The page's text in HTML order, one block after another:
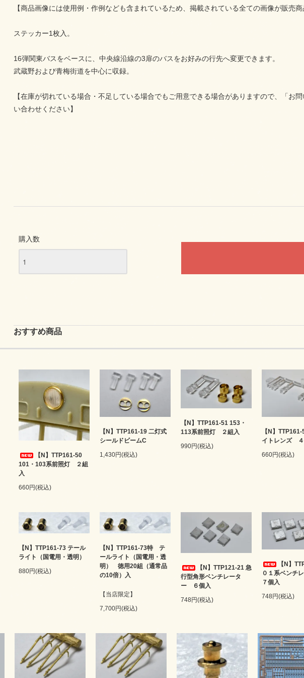
【商品画像には使用例・作例なども含まれているため、掲載されている全ての画像が販売商
ステッカー1枚入。
16弾関東バスをベースに、中央線沿線の3扉のバスをお好みの行先へ変更できます。
武蔵野および青梅街道を中心に収録。
【在庫が切れている場合・不足している場合でもご用意できる場合がありますので、「お
い合わせください】
購入数
おすすめ商品
【N】TTP161-50
101・103系前照灯 ２組
入
660円(税込)
【N】TTP161-19 二灯式
シールドビームC
1,430円(税込)
【N】TTP161-51 153・
113系前照灯 ２組入
990円(税込)
【N】
イトレンズ ４
660円(税込)
【N】TTP161-73 テール
ライト（国電用・透明）
880円(税込)
【N】TTP161-73特 テ
ールライト（国電用・透
明） 徳用20組（通常品
の10倍）入
【当店限定】
7,700円(税込)
【N】TTP121-21 急
行型角形ベンチレータ
ー ６個入
748円(税込)
【N】
０１系ベンチ
７個入
748円(税込)